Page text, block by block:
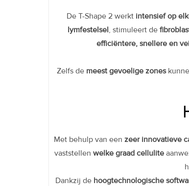
De T-Shape 2 werkt intensief op
lymfestelsel, stimuleert de
efficiëntere, snellere en
Zelfs de meest gevoelige zones
Met behulp van een zeer innovatieve
vaststellen welke graad cellulite
Dankzij de hoogtechnologische